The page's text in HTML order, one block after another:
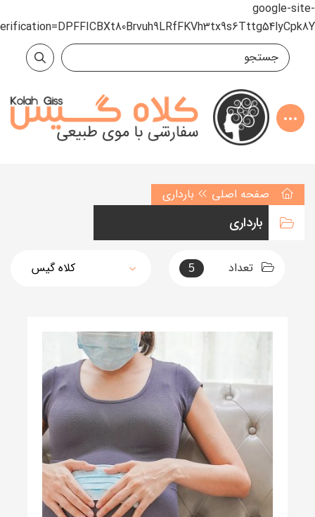
google-site-
صفحه اصلی بارداری
بارداری
تعداد 5